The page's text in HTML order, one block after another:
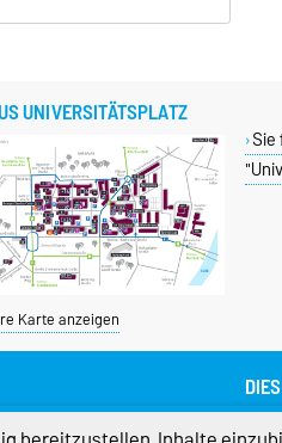
UNIVERSITÄTSPLATZ
Karte anzeigen